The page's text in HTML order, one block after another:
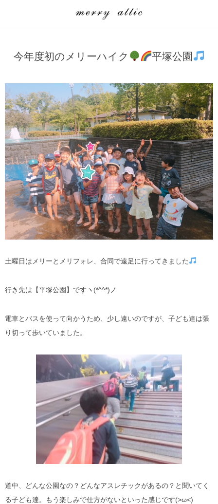
今年度初のメリーハイク 平塚公園
土曜日はメリーとメリフォレ、合同で遠足に行ってきました
行き先は【平塚公園】ですヽ(*^^*)ノ
電車とバスを使って向かうため、少し遠いのですが、子ども達は張
り切って歩いていました。
道中、どんな公園なの？どんなアスレチックがあるの？と聞いてく
る子ども達。もう楽しみで仕方がないといった感じです(>ω<)
埼玉県
merry attic ミュージッククラス